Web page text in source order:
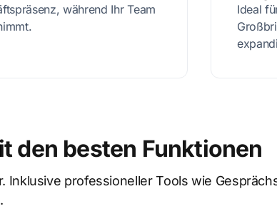
während Ihr Team
Ideal
den besten Funktionen
Inklusive professioneller Tools wie